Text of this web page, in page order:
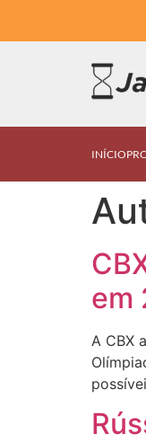
INÍCIO
em
A CBX